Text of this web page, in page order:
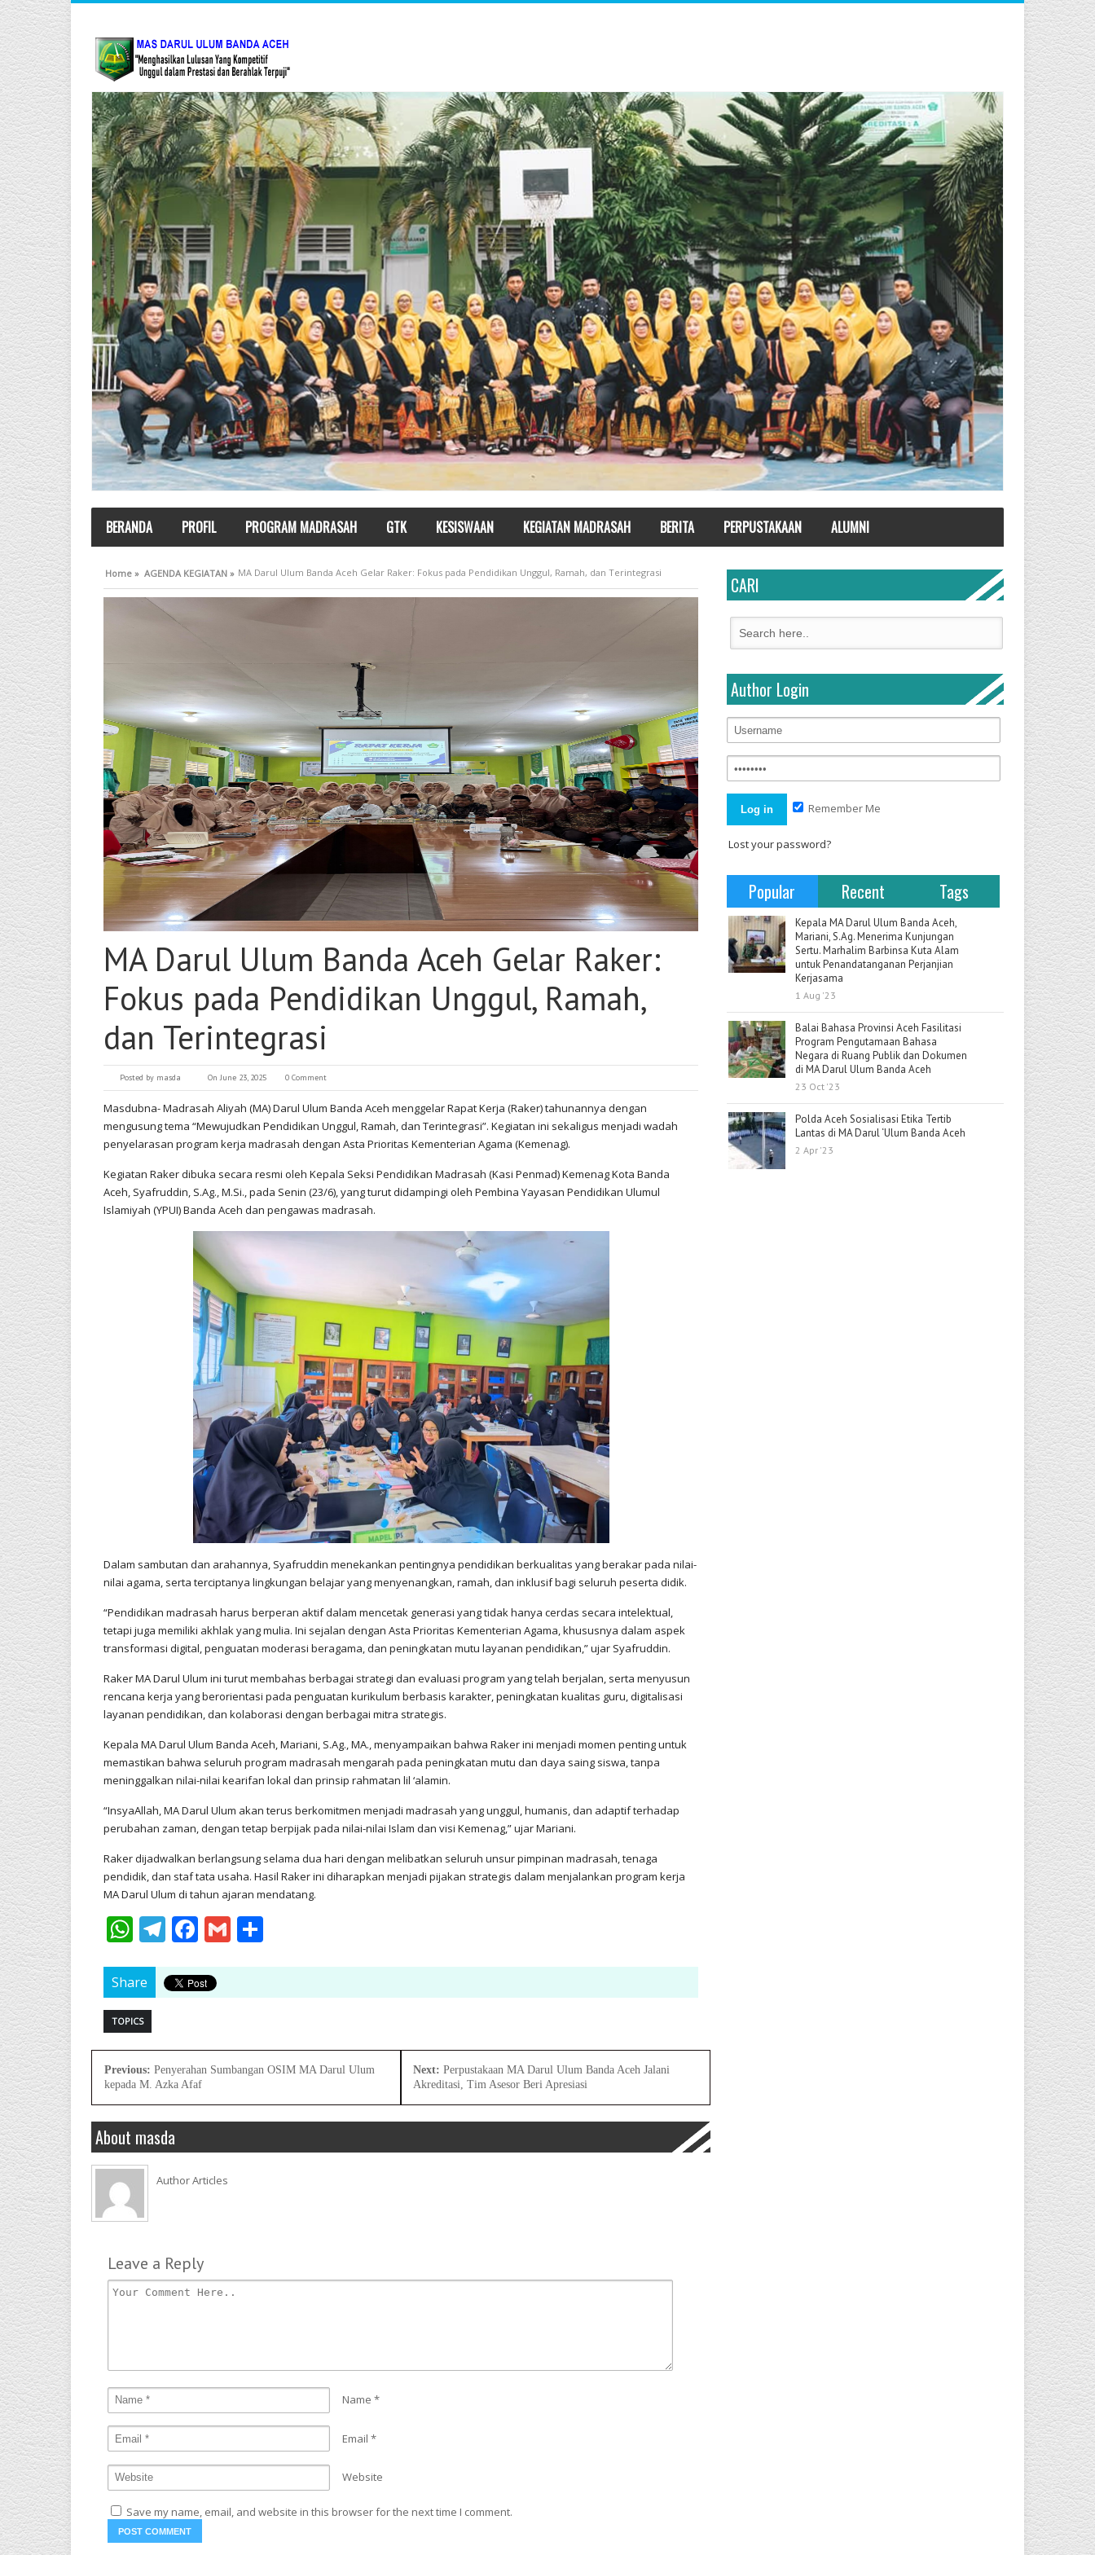
BERANDA PROFIL PROGRAM MADRASAH GTK KESISWAAN KEGIATAN MADRASAH BERITA PERPUSTAKAAN ALUMNI
Home » AGENDA KEGIATAN » MA Darul Ulum Banda Aceh Gelar Raker: Fokus pada Pendidikan Unggul, Ramah, dan Terintegrasi
MA Darul Ulum Banda Aceh Gelar Raker:
Fokus pada Pendidikan Unggul, Ramah,
dan Terintegrasi
Posted by masda On June 23, 2025 0 Comment
Masdubna- Madrasah Aliyah (MA) Darul Ulum Banda Aceh menggelar Rapat Kerja (Raker) tahunannya dengan
mengusung tema “Mewujudkan Pendidikan Unggul, Ramah, dan Terintegrasi”. Kegiatan ini sekaligus menjadi wadah
penyelarasan program kerja madrasah dengan Asta Prioritas Kementerian Agama (Kemenag).
Kegiatan Raker dibuka secara resmi oleh Kepala Seksi Pendidikan Madrasah (Kasi Penmad) Kemenag Kota Banda
Aceh, Syafruddin, S.Ag., M.Si., pada Senin (23/6), yang turut didampingi oleh Pembina Yayasan Pendidikan Ulumul
Islamiyah (YPUI) Banda Aceh dan pengawas madrasah.
Dalam sambutan dan arahannya, Syafruddin menekankan pentingnya pendidikan berkualitas yang berakar pada nilai-
nilai agama, serta terciptanya lingkungan belajar yang menyenangkan, ramah, dan inklusif bagi seluruh peserta didik.
“Pendidikan madrasah harus berperan aktif dalam mencetak generasi yang tidak hanya cerdas secara intelektual,
tetapi juga memiliki akhlak yang mulia. Ini sejalan dengan Asta Prioritas Kementerian Agama, khususnya dalam aspek
transformasi digital, penguatan moderasi beragama, dan peningkatan mutu layanan pendidikan,” ujar Syafruddin.
Raker MA Darul Ulum ini turut membahas berbagai strategi dan evaluasi program yang telah berjalan, serta menyusun
rencana kerja yang berorientasi pada penguatan kurikulum berbasis karakter, peningkatan kualitas guru, digitalisasi
layanan pendidikan, dan kolaborasi dengan berbagai mitra strategis.
Kepala MA Darul Ulum Banda Aceh, Mariani, S.Ag., MA., menyampaikan bahwa Raker ini menjadi momen penting untuk
memastikan bahwa seluruh program madrasah mengarah pada peningkatan mutu dan daya saing siswa, tanpa
meninggalkan nilai-nilai kearifan lokal dan prinsip rahmatan lil ‘alamin.
“InsyaAllah, MA Darul Ulum akan terus berkomitmen menjadi madrasah yang unggul, humanis, dan adaptif terhadap
perubahan zaman, dengan tetap berpijak pada nilai-nilai Islam dan visi Kemenag,” ujar Mariani.
Raker dijadwalkan berlangsung selama dua hari dengan melibatkan seluruh unsur pimpinan madrasah, tenaga
pendidik, dan staf tata usaha. Hasil Raker ini diharapkan menjadi pijakan strategis dalam menjalankan program kerja
MA Darul Ulum di tahun ajaran mendatang.
WhatsApp
Telegram
Facebook
Gmail
Share
TOPICS
Previous: Penyerahan Sumbangan OSIM MA Darul Ulum
kepada M. Azka Afaf
Next:Perpustakaan MA Darul Ulum Banda Aceh Jalani
Akreditasi, Tim Asesor Beri Apresiasi
About masda
Author Articles
Leave a Reply
Name *
Email *
Website
Save my name, email, and website in this browser for the next time I comment.
CARI
Author Login
Remember Me
Lost your password?
Popular Recent Tags
Kepala MA Darul Ulum Banda Aceh,
Mariani, S.Ag. Menerima Kunjungan
Sertu. Marhalim Barbinsa Kuta Alam
untuk Penandatanganan Perjanjian
Kerjasama
1 Aug '23
Balai Bahasa Provinsi Aceh Fasilitasi
Program Pengutamaan Bahasa
Negara di Ruang Publik dan Dokumen
di MA Darul Ulum Banda Aceh
23 Oct '23
Polda Aceh Sosialisasi Etika Tertib
Lantas di MA Darul ‘Ulum Banda Aceh
2 Apr '23